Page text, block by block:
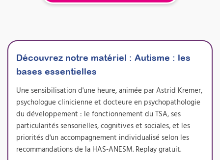
et développer votre activité
bilans psychomoteurs, vous gagnez en
précision clinique et adaptez efficacement
vos passations de tests. Cette formation vous
permet de proposer concrètement une
nouvelle prestation de bilan sensoriel, très
demandée par les familles et les institutions,
tout en enrichissant durablement votre
pratique professionnelle.
Prochaine session 05/10/2026
Durée 18h réparties sur 5 semaines
Découvrez notre matériel : Autisme : les
bases essentielles
Une sensibilisation d'une heure, animée par Astrid Kremer,
psychologue clinicienne et docteure en psychopathologie
du développement : le fonctionnement du TSA, ses
particularités sensorielles, cognitives et sociales, et les
priorités d'un accompagnement individualisé selon les
recommandations de la HAS-ANESM. Replay gratuit.